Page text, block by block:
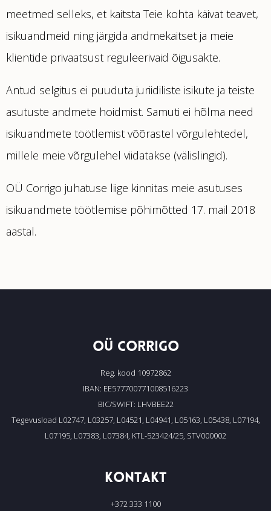
meetmed selleks, et kaitsta Teie kohta käivat teavet,
isikuandmeid ning järgida andmekaitset ja meie
klientide privaatsust reguleerivaid õigusakte.
Antud selgitus ei puuduta juriidiliste isikute ja teiste
asutuste andmete hoidmist. Samuti ei hõlma need
isikuandmete töötlemist võõrastel võrgulehtedel,
millele meie võrgulehel viidatakse (välislingid).
OÜ Corrigo juhatuse liige kinnitas meie asutuses
isikuandmete töötlemise põhimõtted 17. mail 2018
aastal.
OÜ CORRIGO
Reg. kood 10972862
IBAN: EE577700771008516223
BIC/SWIFT: LHVBEE22
Tegevusload L02747, L03257, L04521, L04941, L05163, L05438, L07194,
L07195, L07383, L07384, KTL-523424/25, STV000002
KONTAKT
+372 333 1100